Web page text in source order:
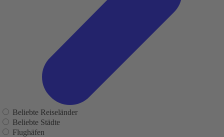
Beliebte Reiseländer
Beliebte Städte
Flughäfen